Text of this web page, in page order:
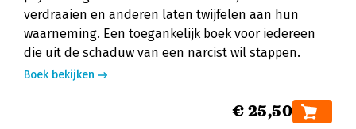
verdraaien en anderen laten twijfelen aan hun
waarneming. Een toegankelijk boek voor iedereen
die uit de schaduw van een narcist wil stappen.
Boek bekijken
€ 25,50